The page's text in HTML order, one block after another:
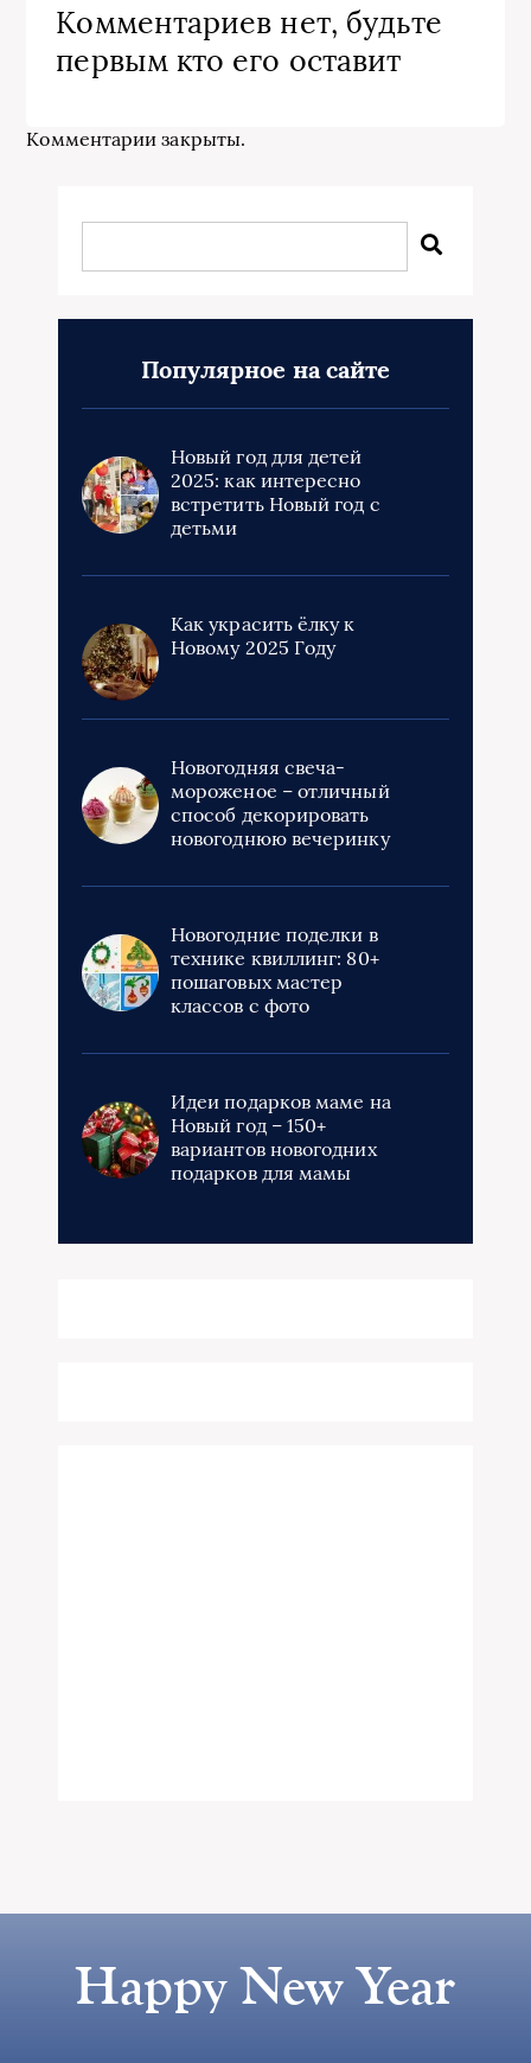
Комментариев нет, будьте
первым кто его оставит
Комментарии закрыты.
Популярное на сайте
Новый год для детей
2025: как интересно
встретить Новый год с
детьми
Как украсить ёлку к
Новому 2025 Году
Новогодняя свеча-
мороженое – отличный
способ декорировать
новогоднюю вечеринку
Новогодние поделки в
технике квиллинг: 80+
пошаговых мастер
классов с фото
Идеи подарков маме на
Новый год – 150+
вариантов новогодних
подарков для мамы
Happy New Year